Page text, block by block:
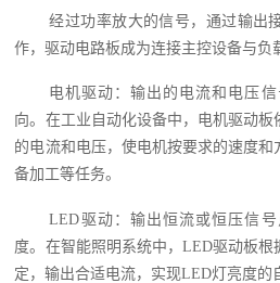
经过功率放大的信号，通过输出
作，驱动电路板成为连接主控设备与负
电机驱动：输出的电流和电压
向。在工业自动化设备中，电机驱动
的电流和电压，使电机按要求的速度
备加工等任务。
LED驱动：输出恒流或恒压信
度。在智能照明系统中，LED驱动板
定，输出合适电流，实现LED灯亮度的